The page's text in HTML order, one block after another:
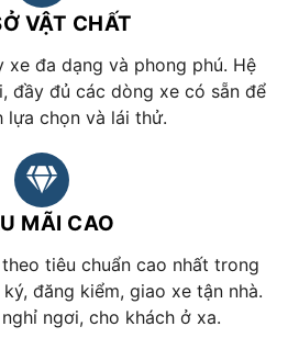
VẬT CHẤT
xe đa dạng và phong phú. Hệ
đầy đủ các dòng xe có sẵn để
lựa chọn và lái thử.
MÃI CAO
tiêu chuẩn cao nhất trong
đăng kiểm, giao xe tận nhà.
ngơi, cho khách ở xa.